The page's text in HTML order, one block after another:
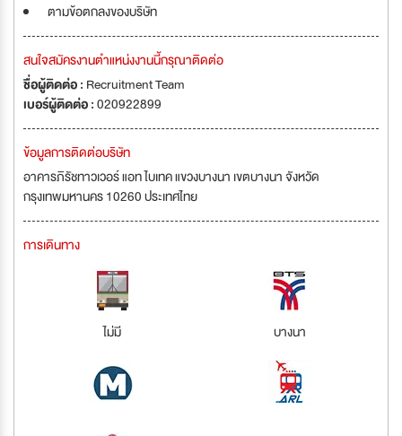
ตามข้อตกลงของบริษัท
สนใจสมัครงานตำแหน่งงานนี้กรุณาติดต่อ
ชื่อผู้ติดต่อ : Recruitment Team
เบอร์ผู้ติดต่อ :020922899
ข้อมูลการติดต่อบริษัท
อาคารภิรัชทาวเวอร์ แอท ไบเทค แขวงบางนา เขตบางนา จังหวัด
กรุงเทพมหานคร 10260 ประเทศไทย
การเดินทาง
ไม่มี บางนา